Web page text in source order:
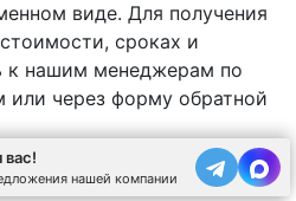
виде. Для получения
сроках и
к нашим менеджерам по
или через форму обратной
нашей компании